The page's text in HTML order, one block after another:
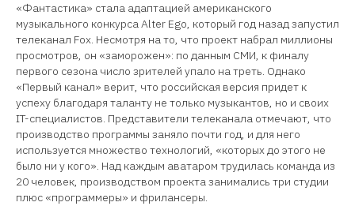
«Фантастика» стала адаптацией американского
музыкального конкурса Alter Ego, который год назад запустил
телеканал Fox. Несмотря на то, что проект набрал миллионы
просмотров, он «заморожен»: по данным СМИ, к финалу
первого сезона число зрителей упало на треть. Однако
«Первый канал» верит, что российская версия придет к
успеху благодаря таланту не только музыкантов, но и своих
IT-специалистов. Представители телеканала отмечают, что
производство программы заняло почти год, и для него
используется множество технологий, «которых до этого не
было ни у кого». Над каждым аватаром трудилась команда из
20 человек, производством проекта занимались три студии
плюс «программеры» и фрилансеры.